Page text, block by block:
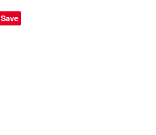
Save